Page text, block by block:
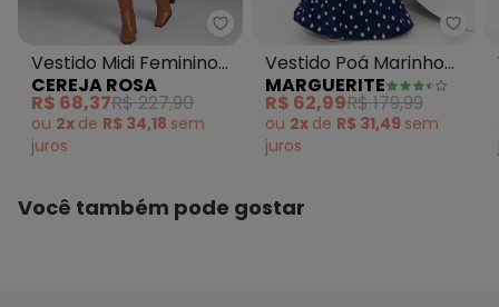
Cereja Rosa - Vestido Midi
Vestido Midi Feminino
em Viscose Manga 3/4
Azul
CEREJA ROSA
R$ 68,37R$ 227,90
ou 2x de R$ 34,18 sem
juros
Vestido Poá Marinho
em Malha Fria
MARGUERITE
R$ 62,99R$ 179,99
ou 2x de R$ 31,49 sem
juros
Você também pode gostar